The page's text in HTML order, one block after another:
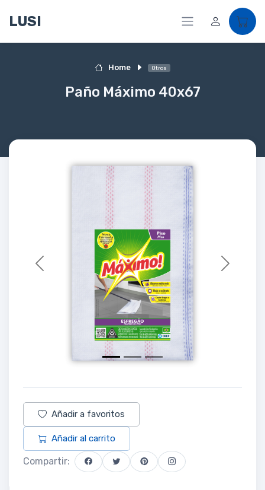
LUSI
Home Otros
Paño Máximo 40x67
Previous Next
Añadir a favoritos
Añadir al carrito
Compartir: